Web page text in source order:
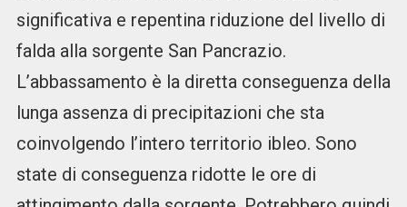
significativa e repentina riduzione del livello di
falda alla sorgente San Pancrazio.
L’abbassamento è la diretta conseguenza della
lunga assenza di precipitazioni che sta
coinvolgendo l’intero territorio ibleo. Sono
state di conseguenza ridotte le ore di